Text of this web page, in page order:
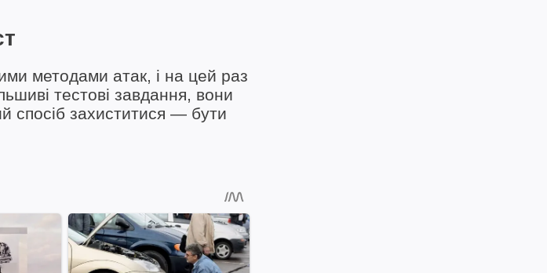
методами атак, і на цей раз
тестові завдання, вони
спосіб захиститися — бути